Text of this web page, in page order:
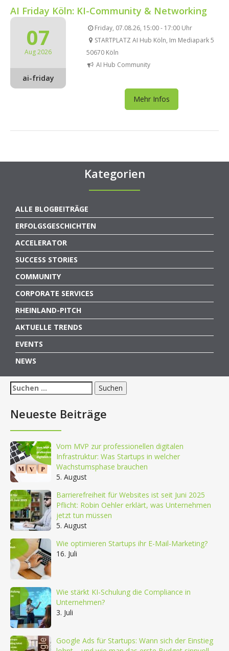
AI Friday Köln: KI-Community & Networking
07
Aug 2026
ai-friday
Friday, 07.08.26, 15:00 - 17:00 Uhr
STARTPLATZ AI Hub Köln, Im Mediapark 5
50670 Köln
AI Hub Community
Mehr Infos
Kategorien
ALLE BLOGBEITRÄGE
ERFOLGSGESCHICHTEN
ACCELERATOR
SUCCESS STORIES
COMMUNITY
CORPORATE SERVICES
RHEINLAND-PITCH
AKTUELLE TRENDS
EVENTS
NEWS
Suchen
nach:
Neueste Beiträge
Vom MVP zur professionellen digitalen
Infrastruktur: Was Startups in welcher
Wachstumsphase brauchen
5. August
Barrierefreiheit für Websites ist seit Juni 2025
Pflicht: Robin Oehler erklärt, was Unternehmen
jetzt tun müssen
5. August
Wie optimieren Startups ihr E-Mail-Marketing?
16. Juli
Wie stärkt KI-Schulung die Compliance in
Unternehmen?
3. Juli
Google Ads für Startups: Wann sich der Einstieg